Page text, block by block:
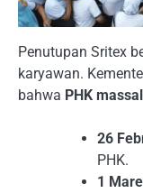
Penutupan Sritex
karyawan.
bahwa PHK
26
PHK.
1